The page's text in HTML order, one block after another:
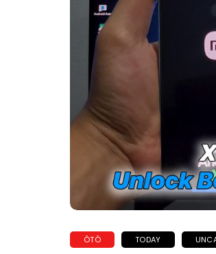
ÔTÔ TODAY